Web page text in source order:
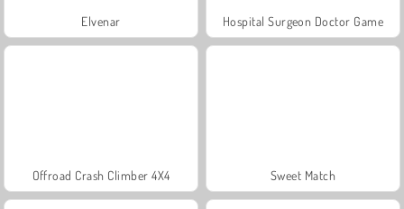
Elvenar Hospital Surgeon Doctor Game
Offroad Crash Climber 4X4 Sweet Match